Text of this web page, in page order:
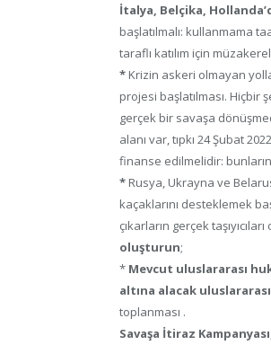
İtalya, Belçika,
başlatılmalı: kullanmama
taraflı katılım için
* Krizin askeri olmayan
projesi başlatılması.
gerçek bir savaşa
alanı var, tıpkı 24 Şubat
finanse edilmelidir:
* Rusya, Ukrayna ve
kaçaklarını desteklemek
çıkarların gerçek
oluşturun;
* Mevcut uluslararası
altına alacak
toplanması .
Savaşa İtiraz Kampanyası